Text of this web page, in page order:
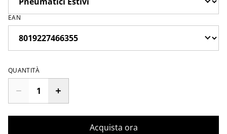
EAN
QUANTITÀ
Acquista ora